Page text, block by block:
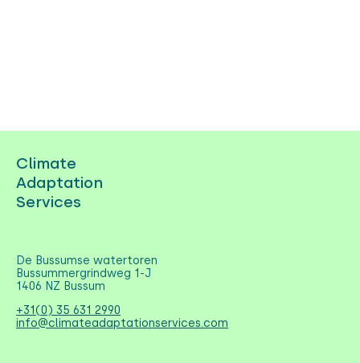
Climate
Adaptation
Services
De Bussumse watertoren
Bussummergrindweg 1-J
1406 NZ Bussum
+31(0) 35 631 2990
info@climateadaptationservices.com